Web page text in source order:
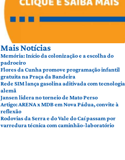
Mais Notícias
Memória: Início da colonização e a escolha do
padroeiro
Flores da Cunha promove programação infantil
gratuita na Praça da Bandeira
Rede SIM lança gasolina aditivada com tecnologia
alemã
Jansen lidera no torneio de Mato Perso
Artigo: ARENA x MDB em Nova Pádua, convite à
reflexão
Rodovias da Serra e do Vale do Caí passam por
varredura técnica com caminhão-laboratório